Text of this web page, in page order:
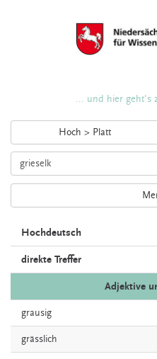
... und hier geht's
Hoch > Platt
Hochdeutsch
direkte Treffer
Adjektive
grausig
grässlich